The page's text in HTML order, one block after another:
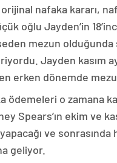
nafaka kararı,
oğlu Jayden’in
mezun olduğunda
Jayden kasım
erken dönemde
ödemeleri o zamana
Spears’ın ekim ve
ve sonrasında
geliyor.